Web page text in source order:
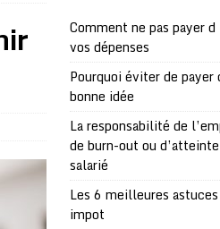
Comment ne pas payer
vos dépenses
Pourquoi éviter de
bonne idée
La responsabilité de
de burn-out ou
salarié
Les 6 meilleures
impot